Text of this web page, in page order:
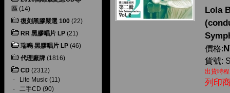
區 (14)
復刻黑膠嚴選 100 (22)
RR 黑膠唱片 LP (21)
瑞鳴 黑膠唱片 LP (46)
代理廠牌 (1816)
CD (2312)
-
Lite Music (11)
- 二手CD (90)
Lola
價格:
貨號:
出貨時
列印